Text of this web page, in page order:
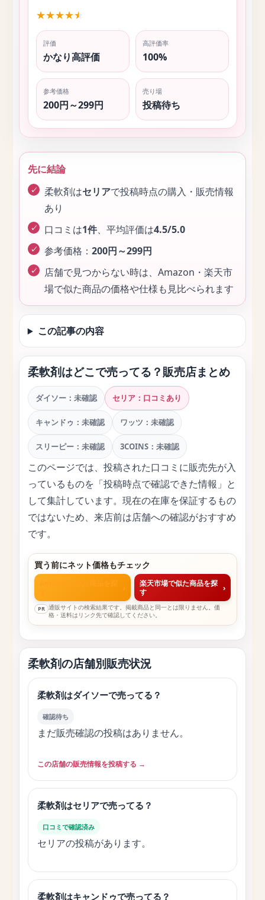
★★★★★
評価
かなり高評価
高評価率
100%
参考価格
200円～299円
売り場
投稿待ち
先に結論
柔軟剤はセリアで投稿時点の購入・販売情報
あり
口コミは1件、平均評価は4.5/5.0
参考価格： 200円～299円
店舗で見つからない時は、Amazon・楽天市
場で似た商品の価格や仕様も見比べられます
この記事の内容
柔軟剤はどこで売ってる？販売店まとめ
ダイソー：未確認 セリア：口コミあり
キャンドゥ：未確認 ワッツ：未確認
スリーピー：未確認 3COINS：未確認
このページでは、投稿された口コミに販売先が入
っているものを「投稿時点で確認できた情報」と
して集計しています。現在の在庫を保証するもの
ではないため、来店前は店舗への確認がおすすめ
です。
買う前にネット価格もチェック
›
楽天市場で似た商品を探
す
›
PR 通販サイトの検索結果です。掲載商品と同一とは限りません。価
格・送料はリンク先で確認してください。
柔軟剤の店舗別販売状況
柔軟剤はダイソーで売ってる？
確認待ち
まだ販売確認の投稿はありません。
この店舗の販売情報を投稿する →
柔軟剤はセリアで売ってる？
口コミで確認済み
セリアの投稿があります。
柔軟剤はキャンドゥで売ってる？